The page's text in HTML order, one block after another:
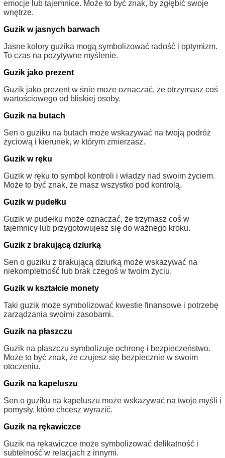
emocje lub tajemnice. Może to być znak, by zgłębić swoje
wnętrze.
Guzik w jasnych barwach
Jasne kolory guzika mogą symbolizować radość i optymizm.
To czas na pozytywne myślenie.
Guzik jako prezent
Guzik jako prezent w śnie może oznaczać, że otrzymasz coś
wartościowego od bliskiej osoby.
Guzik na butach
Sen o guziku na butach może wskazywać na twoją podróż
życiową i kierunek, w którym zmierzasz.
Guzik w ręku
Guzik w ręku to symbol kontroli i władzy nad swoim życiem.
Może to być znak, że masz wszystko pod kontrolą.
Guzik w pudełku
Guzik w pudełku może oznaczać, że trzymasz coś w
tajemnicy lub przygotowujesz się do ważnego kroku.
Guzik z brakującą dziurką
Sen o guziku z brakującą dziurką może wskazywać na
niekompletność lub brak czegoś w twoim życiu.
Guzik w kształcie monety
Taki guzik może symbolizować kwestie finansowe i potrzebę
zarządzania swoimi zasobami.
Guzik na płaszczu
Guzik na płaszczu symbolizuje ochronę i bezpieczeństwo.
Może to być znak, że czujesz się bezpiecznie w swoim
otoczeniu.
Guzik na kapeluszu
Sen o guziku na kapeluszu może wskazywać na twoje myśli i
pomysły, które chcesz wyrazić.
Guzik na rękawiczce
Guzik na rękawiczce może symbolizować delikatność i
subtelność w relacjach z innymi.